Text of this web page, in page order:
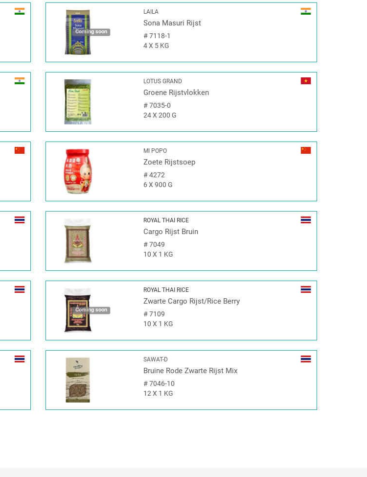
Coming soon
LAILA
Sona Masuri Rijst
#7118-1
4 X 5 KG
LOTUS GRAND
Groene Rijstvlokken
#7035-0
24 X 200 G
MI POPO
Zoete Rijstsoep
#4272
6 X 900 G
ROYAL THAI RICE
Cargo Rijst Bruin
#7049
10 X 1 KG
Coming soon
ROYAL THAI RICE
Zwarte Cargo Rijst/Rice Berry
#7109
10 X 1 KG
SAWAT-D
Bruine Rode Zwarte Rijst Mix
#7046-10
12 X 1 KG